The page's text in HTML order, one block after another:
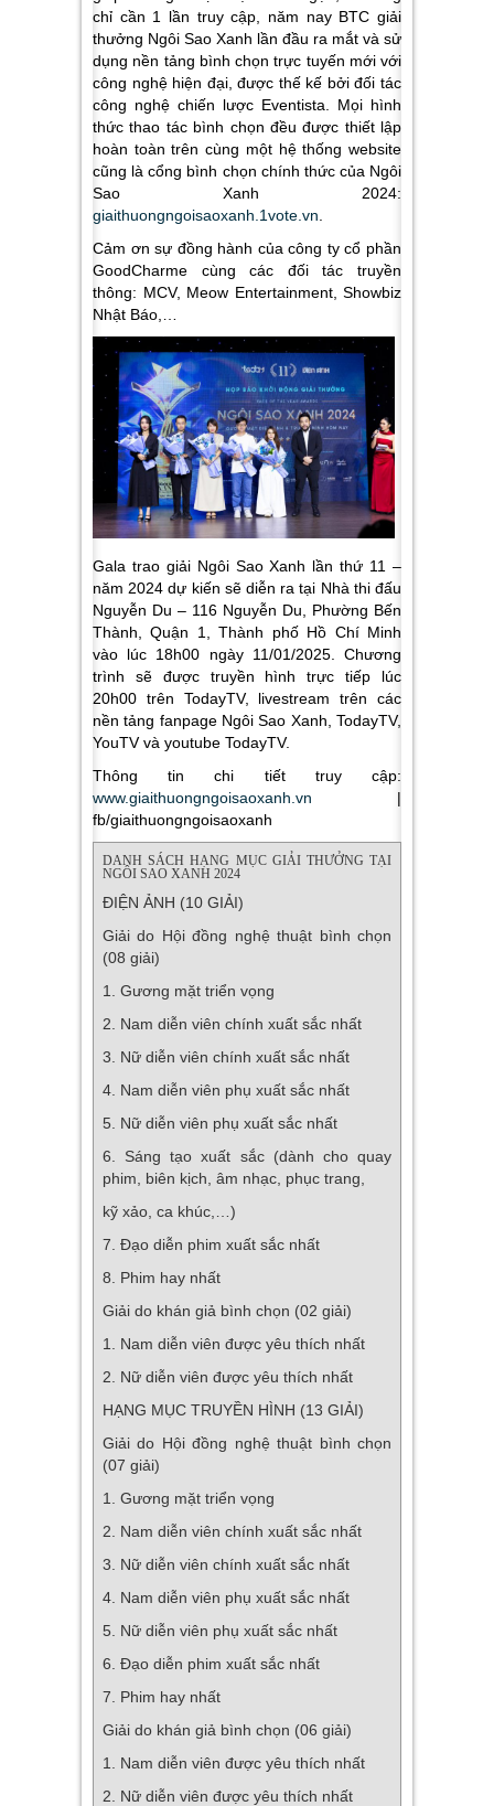
chỉ cần 1 lần truy cập, năm nay BTC giải
thưởng Ngôi Sao Xanh lần đầu ra mắt và sử
dụng nền tảng bình chọn trực tuyến mới với
công nghệ hiện đại, được thế kế bởi đối tác
công nghệ chiến lược Eventista. Mọi hình
thức thao tác bình chọn đều được thiết lập
hoàn toàn trên cùng một hệ thống website
cũng là cổng bình chọn chính thức của Ngôi
Sao Xanh 2024:
giaithuongngoisaoxanh.1vote.vn
Cảm ơn sự đồng hành của công ty cổ phần
GoodCharme cùng các đối tác truyền
thông: MCV, Meow Entertainment, Showbiz
Nhật Báo,…
Gala trao giải Ngôi Sao Xanh lần thứ 11 –
năm 2024 dự kiến sẽ diễn ra tại Nhà thi đấu
Nguyễn Du – 116 Nguyễn Du, Phường Bến
Thành, Quận 1, Thành phố Hồ Chí Minh
vào lúc 18h00 ngày 11/01/2025. Chương
trình sẽ được truyền hình trực tiếp lúc
20h00 trên TodayTV, livestream trên các
nền tảng fanpage Ngôi Sao Xanh, TodayTV,
YouTV và youtube TodayTV.
Thông tin chi tiết truy cập:
www.giaithuongngoisaoxanh.vn |
fb/giaithuongngoisaoxanh
DANH SÁCH HẠNG MỤC GIẢI THƯỞNG TẠI
NGÔI SAO XANH 2024
ĐIỆN ẢNH (10 GIẢI)
Giải do Hội đồng nghệ thuật bình chọn
(08 giải)
1. Gương mặt triển vọng
2. Nam diễn viên chính xuất sắc nhất
3. Nữ diễn viên chính xuất sắc nhất
4. Nam diễn viên phụ xuất sắc nhất
5. Nữ diễn viên phụ xuất sắc nhất
6. Sáng tạo xuất sắc (dành cho quay
phim, biên kịch, âm nhạc, phục trang,
kỹ xảo, ca khúc,…)
7. Đạo diễn phim xuất sắc nhất
8. Phim hay nhất
Giải do khán giả bình chọn (02 giải)
1. Nam diễn viên được yêu thích nhất
2. Nữ diễn viên được yêu thích nhất
HẠNG MỤC TRUYỀN HÌNH (13 GIẢI)
Giải do Hội đồng nghệ thuật bình chọn
(07 giải)
1. Gương mặt triển vọng
2. Nam diễn viên chính xuất sắc nhất
3. Nữ diễn viên chính xuất sắc nhất
4. Nam diễn viên phụ xuất sắc nhất
5. Nữ diễn viên phụ xuất sắc nhất
6. Đạo diễn phim xuất sắc nhất
7. Phim hay nhất
Giải do khán giả bình chọn (06 giải)
1. Nam diễn viên được yêu thích nhất
2. Nữ diễn viên được yêu thích nhất